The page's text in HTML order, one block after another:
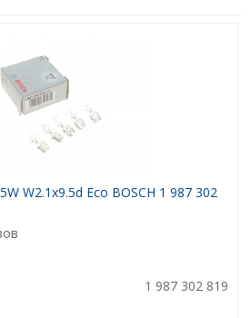
W2.1x9.5d Eco BOSCH 1 987 302
1 987 302 819